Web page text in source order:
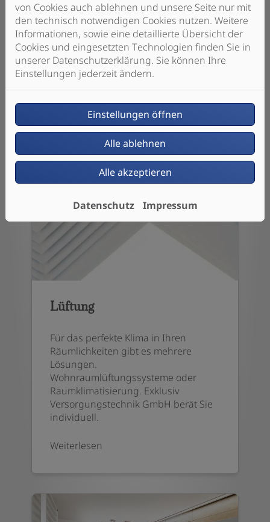
Sanitärinstallationen für langfristig
sauberes Wasser sind unsere Stärke.
Wir unterstützen Sie aber in vielen
weiteren Bereichen der Haustechnik –
von SmartHome über Photovoltaik bis
hin zu Staubsaugeranlagen.
Weiterlesen
Lüftung
Für das perfekte Klima in Ihren
Räumlichkeiten gibt es mehrere
Lösungen.
Wohnraumlüftungssysteme oder
Raumklimatisierung. Exklusiv
Versorgungstechnik GmbH berät Sie
individuell.
Weiterlesen
von Cookies auch ablehnen und unsere Seite nur mit
den technisch notwendigen Cookies nutzen. Weitere
Informationen, sowie eine detaillierte Übersicht der
Cookies und eingesetzten Technologien finden Sie in
unserer Datenschutzerklärung. Sie können Ihre
Einstellungen jederzeit ändern.
Einstellungen öffnen
Alle ablehnen
Alle akzeptieren
Datenschutz Impressum